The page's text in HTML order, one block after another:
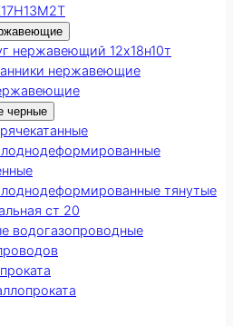
нержавеющий 12х18н10т
нержавеющие
черные
тянутые
ст 20
водогазопроводные